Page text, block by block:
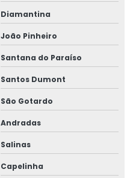
Diamantina
João Pinheiro
Santana do Paraíso
Santos Dumont
São Gotardo
Andradas
Salinas
Capelinha